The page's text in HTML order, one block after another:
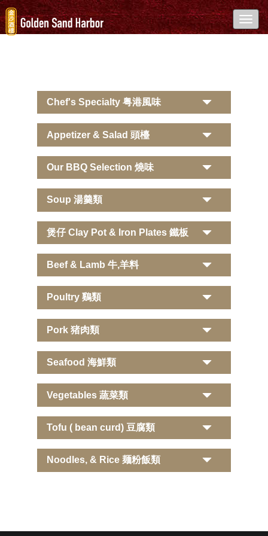
Chef's Specialty 粤港風味
Appetizer & Salad 頭檯
Our BBQ Selection 燒味
Soup 湯羹類
煲仔 Clay Pot & Iron Plates 鐵板
Beef & Lamb 牛,羊料
Poultry 鷄類
Pork 猪肉類
Seafood 海鮮類
Vegetables 蔬菜類
Tofu ( bean curd) 豆腐類
Noodles, & Rice 麺粉飯類